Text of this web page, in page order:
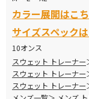
カラー展開はこ
サイズスペック
10オンス
スウェット トレーナー
スウェット トレーナー
スウェット トレーナー